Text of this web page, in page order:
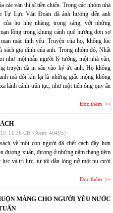
các văn thi sĩ tiền chiến. Trong các nhóm nhà
Tự Lực Văn Đoàn đã ảnh hưởng đến anh
của họ nhẹ nhàng, trong sáng, với những
lồng trong khung cảnh quê hương đơn sơ
mác tình yêu. Truyện của họ, không lúc
sách gia đình của anh. Trong nhóm đó, Nhất
như một mẫu người lý tưởng, một nhà văn,
truyện đã in sâu vào ký ức anh. Họ không
mà đôi khi lại là những giấc mộng không
lánh cảnh trần tục, như một tiên ông quy ẩn
Đọc thêm
11:36 CH (Xem: 40495)
về một con người đã chết cách đây hơn
đương xuân, đương ở những năm tháng tiềm
lực và trí lực, tự tôi dằn lòng nở một nụ cười
Đọc thêm
MÀNG CHO NGƯỜI YÊU NƯỚC